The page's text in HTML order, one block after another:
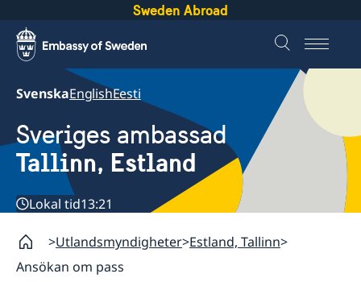
Sweden Abroad
SvenskaEnglishEesti
Sveriges ambassad
Tallinn, Estland
Lokal tid13:21
Utlandsmyndigheter Estland, Tallinn
Ansökan om pass